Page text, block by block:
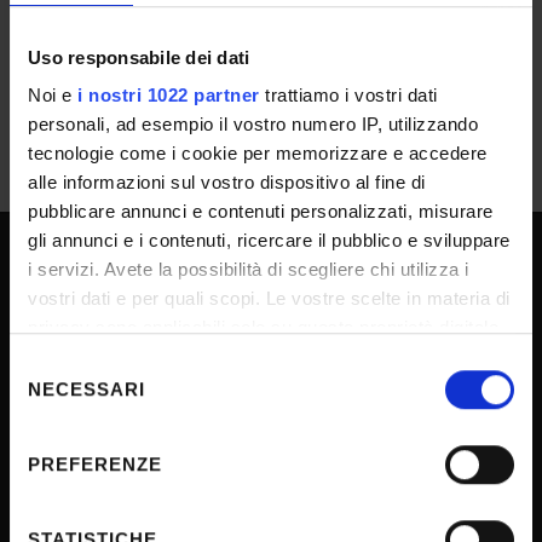
Uso responsabile dei dati
Noi e i nostri 1022 partner trattiamo i vostri dati
personali, ad esempio il vostro numero IP, utilizzando
tecnologie come i cookie per memorizzare e accedere
alle informazioni sul vostro dispositivo al fine di
pubblicare annunci e contenuti personalizzati, misurare
gli annunci e i contenuti, ricercare il pubblico e sviluppare
i servizi. Avete la possibilità di scegliere chi utilizza i
vostri dati e per quali scopi. Le vostre scelte in materia di
modificare o revocare il proprio consenso in qualsiasi
momento dalla Dichiarazione sui cookie o facendo clic
raccogliere informazioni sulla tua posizione
delNECESSARI
PREFERENZE
UNIVERSITY SERVICES
Transparency
Job vacancies
Notifications